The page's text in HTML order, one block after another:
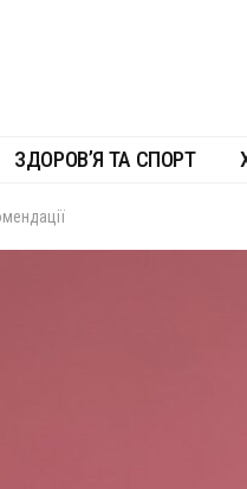
ЗДОРОВ’Я ТА СПОРТ